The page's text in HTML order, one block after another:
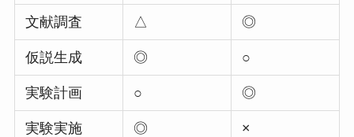
文献調査 △ ◎
仮説生成 ◎ ○
実験計画 ○ ◎
実験実施 ◎ ×